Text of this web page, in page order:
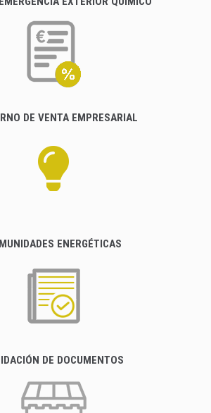
DE VENTA EMPRESARIAL
ENERGÉTICAS
DE DOCUMENTOS